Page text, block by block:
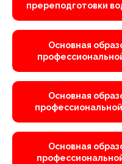
пререподготовки
Основная
Основная
Основная